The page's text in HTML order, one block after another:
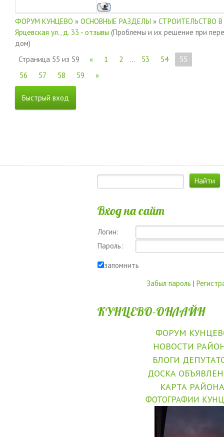
ФОРУМ КУНЦЕВО » ОСНОВНЫЕ РАЗДЕЛЫ » СТРОИТЕЛЬСТВО
Ярцевская ул., д. 33 - отзывы (Проблемы и их решение при
дом)
Страница 55 из 59 « 1 2 … 53 54
55
56
57 58 59 »
Вход на сайт
Логин:
Пароль:
запомнить
Забыл пароль |
КУНЦЕВО-ОНЛАЙН
ФОРУМ
НОВОСТИ
БЛОГИ
ДОСКА
КАРТА РАЙОНА
ФОТОГРАФИИ